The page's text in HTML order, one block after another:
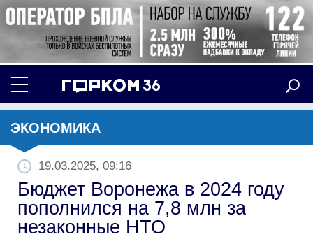
ЭКОНОМИКА
19.03.2025, 09:16
Бюджет Воронежа в 2024 году
пополнился на 7,8 млн за
незаконные НТО